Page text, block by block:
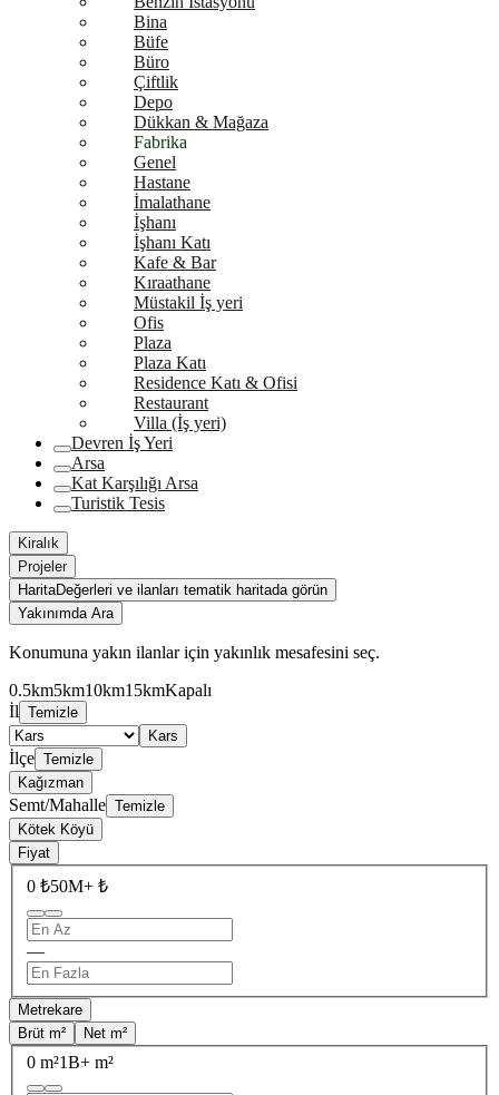
Bina
Büfe
Büro
Çiftlik
Depo
Dükkan & Mağaza
Fabrika
Genel
Hastane
İmalathane
İşhanı
İşhanı Katı
Kafe & Bar
Kıraathane
Müstakil İş yeri
Ofis
Plaza
Plaza Katı
Residence Katı & Ofisi
Restaurant
Villa (İş yeri)
Devren İş Yeri
Arsa
Kat Karşılığı Arsa
Turistik Tesis
Kiralık
Projeler
HaritaDeğerleri ve ilanları tematik haritada görün
Yakınımda Ara
Konumuna yakın ilanlar için yakınlık mesafesini seç.
0.5km5km10km15kmKapalı
İl Temizle
Kars
İlçe Temizle
Kağızman
Semt/Mahalle Temizle
Kötek Köyü
Fiyat
0 ₺50M+ ₺
—
Metrekare
Brüt m²
Net m²
0 m²1B+ m²